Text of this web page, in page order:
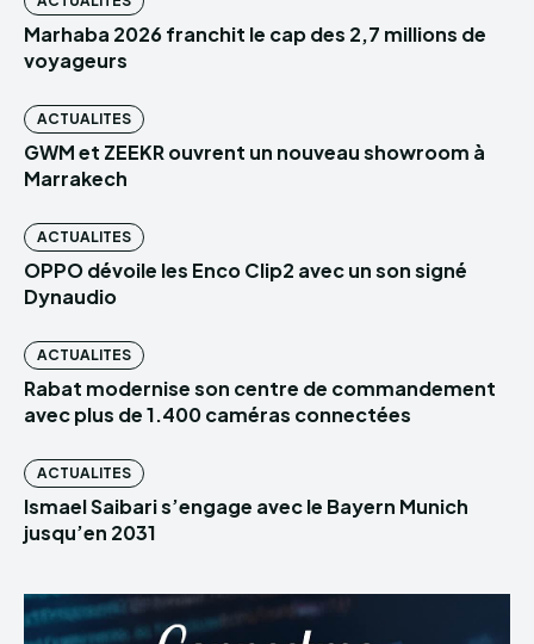
Marhaba 2026 franchit le cap des 2,7 millions de
voyageurs
ACTUALITES
GWM et ZEEKR ouvrent un nouveau showroom à
Marrakech
ACTUALITES
OPPO dévoile les Enco Clip2 avec un son signé
Dynaudio
ACTUALITES
Rabat modernise son centre de commandement
avec plus de 1.400 caméras connectées
ACTUALITES
Ismael Saibari s’engage avec le Bayern Munich
jusqu’en 2031